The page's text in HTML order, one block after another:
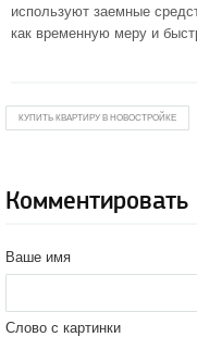
используют заемные
как временную меру и
КУПИТЬ КВАРТИРУ В НОВОСТРОЙКЕ
Комментировать
Ваше имя
Слово с картинки